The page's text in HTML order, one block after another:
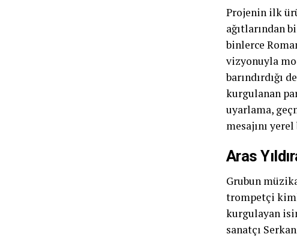
Projenin ilk
ağıtlarından
binlerce
vizyonuyla
barındırdığı
kurgulanan
uyarlama,
mesajını
Aras
Grubun
trompetçi
kurgulayan
sanatçı